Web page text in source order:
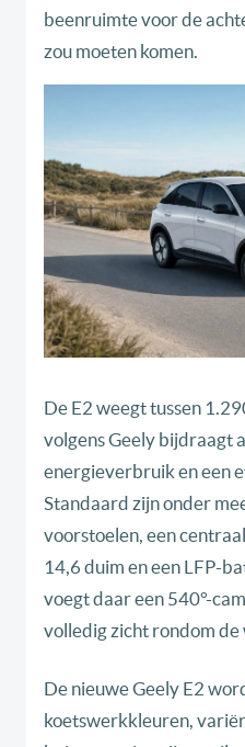
beenruimte voor de
zou moeten komen.
De E2 weegt tussen
volgens Geely bijdraagt
energieverbruik en een
Standaard zijn onder
voorstoelen, een
14,6 duim en een LFP-
voegt daar een 540°-
volledig zicht rondom de
De nieuwe Geely E2
koetswerkkleuren,